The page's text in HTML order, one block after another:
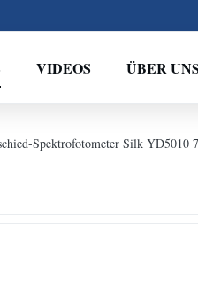
VIDEOS ÜBER UNS
Spektrofotometer Silk YD5010